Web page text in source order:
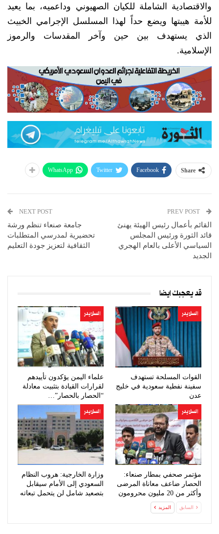
والاقتصادية الشاملة للكيان الصهيوني وداعميه، بما يعيد
للأمة هيبتها ويضع حداً لهذا المسلسل الإجرامي الخبيث
الذي يستهدف بين حين وآخر المقدسات والرموز
الإسلامية.
Share
Facebook
Twitter
WhatsApp
القائم بأعمال رئيس الهيئة يهنئ
قائد الثورة ورئيس المجلس
السياسي الأعلى بالعام الهجري
الجديد
NEXT POST
جامعة صنعاء تنظم ورشة
تحضيرية لمدرسي المتطلبات
الثقافية لتعزيز جودة التعليم
قد يعجبك ايضا
السلايدر
القوات المسلحة تستهدف
سفينة نفطية سعودية في خليج
عدن
السلايدر
علماء اليمن يؤكدون تأييدهم
لقرارات القيادة بتثبيت معادلة
“الحصار بالحصار”…
السلايدر
مؤتمر صحفي بمطار صنعاء:
الحصار ضاعف معاناة المرضى
وأكثر من 20 مليون محرومون
السلايدر
وزارة الخارجية: هروب النظام
السعودي إلى الأمام سيقابل
بتصعيد شامل لن يتحمل تبعاته
السابق المزيد